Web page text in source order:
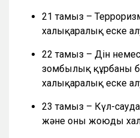
21 тамыз –
халықаралық еске
22 тамыз – Дін
зомбылық құрбаны
халықаралық еске
23 тамыз – Күл-
және оны жоюды